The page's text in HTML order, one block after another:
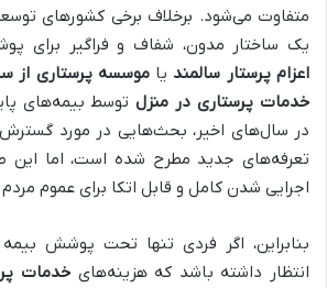
متفاوت می‌شود. برخلاف برخی کشورهای
یک ساختار مدون، شفاف و فراگیر برای
اعزام پرستار سالمندیاموسسه پرستاری از
خدمات پرستاری در منزلتوسط بیمه‌های
در سال‌های اخیر، بحث‌هایی در مورد
تعرفه‌های جدید مطرح شده است، اما این
اجرایی شدن کامل و قابل اتکا برای عموم
بنابراین، اگر فردی تنها تحت پوشش بیمه
انتظار داشته باشد که هزینه‌های خدمات